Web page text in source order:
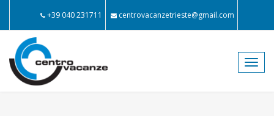
+39 040 231711 centrovacanzetrieste@gmail.com